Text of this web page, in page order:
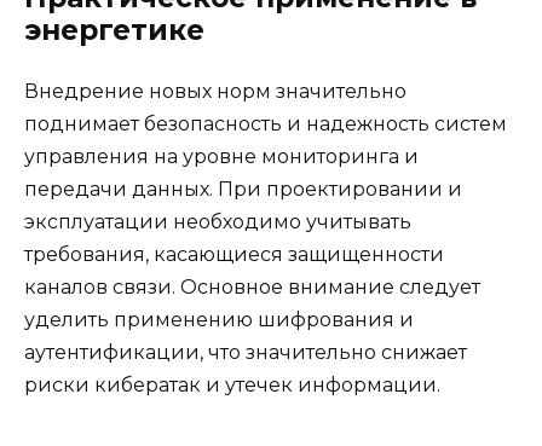
энергетике
Внедрение новых норм значительно
поднимает безопасность и надежность систем
управления на уровне мониторинга и
передачи данных. При проектировании и
эксплуатации необходимо учитывать
требования, касающиеся защищенности
каналов связи. Основное внимание следует
уделить применению шифрования и
аутентификации, что значительно снижает
риски кибератак и утечек информации.